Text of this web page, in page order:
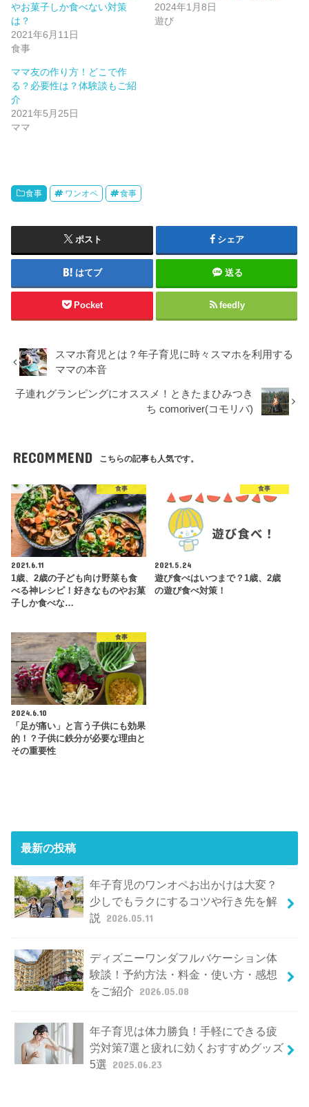
やお菓子しか食べない対策
は？
2021年6月11日
食事
2024年1月8日
遊び
ママ友の作り方！どこで作
る？必要性は？体験談もご紹
介
2021年5月25日
ママ
食事 ワンオペ 食事
ポスト シェア
はてブ 送る
Pocket feedly
スマホ育児とは？年子育児に時々スマホを利用する
ママの本音
子連れグランピングにオススメ！ときたまひみつき
ち comoriver(コモリバ)
RECOMMEND こちらの記事も人気です。
食事
2021.6.11
1歳、2歳の子ども向け野菜も食
べる神レシピ！好きなものやお菓
子しか食べな…
食事
2021.5.24
遊び食べはいつまで？1歳、2歳
の遊び食べ対策！
食事
2024.6.10
「足が痛い」と言う子供にも効果
的！？子供に鉄分が必要な理由と
その重要性
最新の投稿
年子育児のワンオペお出かけは大変？
少しでもラクにするコツや行き先を解
説
2026.05.11
ディズニーワンダフルバケーション体
験談！予約方法・料金・使い方・感想
をご紹介 2026.05.08
年子育児は体力勝負！手軽にできる疲
労対策7選と疲れに効くおすすめグッズ
5選 2025.06.23